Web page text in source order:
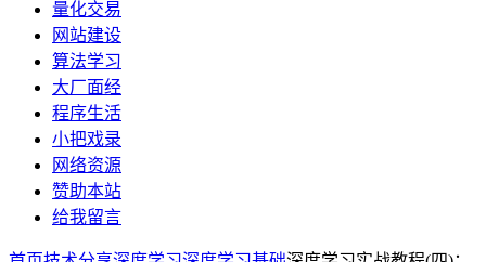
量化交易
网站建设
算法学习
大厂面经
程序生活
小把戏录
网络资源
赞助本站
给我留言